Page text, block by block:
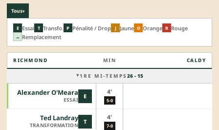
Tous▾
E Essai T Transfo. P Pénalité / Drop J Jaune O Orange R Rouge
↔ Remplacement
RICHMOND MIN CALDY
1RE MI-TEMPS 26 - 15
E
Alexander O'Meara
ESSAI
4'
5-0
T
Ted Landray
TRANSFORMATION
4'
7-0